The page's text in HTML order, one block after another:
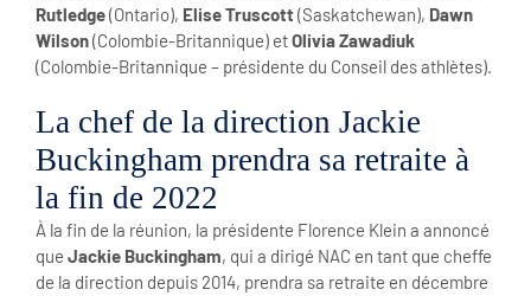
Rutledge(Ontario), Elise Truscott(Saskatchewan), Dawn
Wilson(Colombie-Britannique) etOlivia Zawadiuk
(Colombie-Britannique – présidente du Conseil des athlètes).
La chef de la direction Jackie
Buckingham prendra sa retraite à
la fin de 2022
À la fin de la réunion, la présidente Florence Klein a annoncé
que Jackie Buckingham, qui a dirigé NAC en tant que cheffe
de la direction depuis 2014, prendra sa retraite en décembre